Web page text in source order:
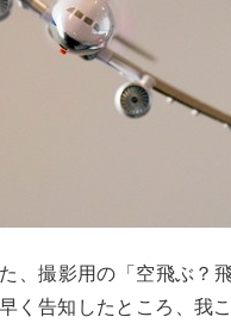
、撮影用の「空飛ぶ？
く告知したところ、我